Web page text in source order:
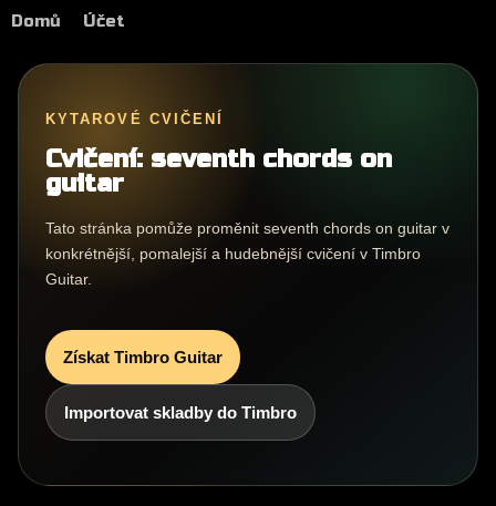
Domů Účet
KYTAROVÉ CVIČENÍ
Cvičení: seventh chords on
guitar
Tato stránka pomůže proměnit seventh chords on guitar v
konkrétnější, pomalejší a hudebnější cvičení v Timbro
Guitar.
Získat Timbro Guitar
Importovat skladby do Timbro